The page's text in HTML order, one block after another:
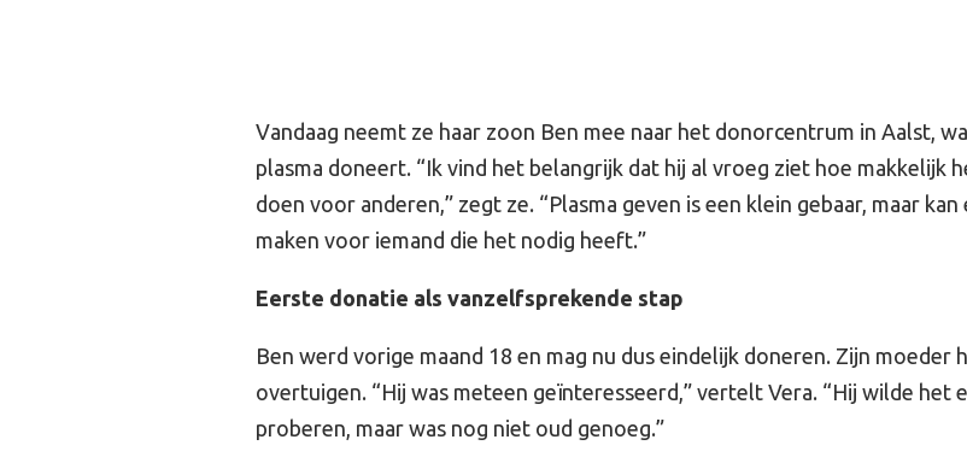
Vandaag neemt ze haar zoon Ben mee naar het donorcentrum in Aalst,
plasma doneert. “Ik vind het belangrijk dat hij al vroeg ziet hoe makkelijk
doen voor anderen,” zegt ze. “Plasma geven is een klein gebaar, maar
maken voor iemand die het nodig heeft.”
Eerste donatie als vanzelfsprekende stap
Ben werd vorige maand 18 en mag nu dus eindelijk doneren. Zijn moeder
overtuigen. “Hij was meteen geïnteresseerd,” vertelt Vera. “Hij wilde het
proberen, maar was nog niet oud genoeg.”